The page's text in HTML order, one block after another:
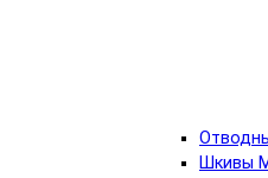
Шкивы